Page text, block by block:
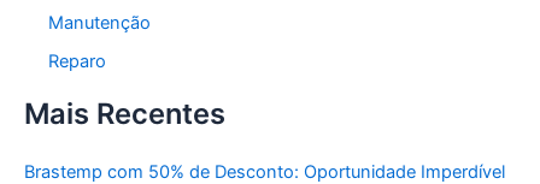
Manutenção
Reparo
Mais Recentes
Brastemp com 50% de Desconto: Oportunidade Imperdível